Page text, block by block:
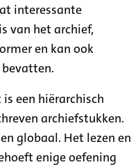
interessante
van het archief,
en kan ook
een hiërarchisch
archiefstukken.
globaal. Het lezen en
enige oefening